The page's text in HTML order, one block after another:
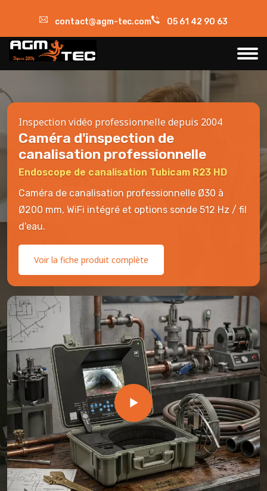
contact@agm-tec.com 05 61 42 90 63
Inspection vidéo professionnelle depuis 2004
Caméra d'inspection de
canalisation professionnelle
Endoscope de canalisation Tubicam R23 HD
Caméra de canalisation professionnelle Ø30 à
Ø200 mm, WiFi intégré et options sonde 512 Hz / fil
d'eau.
Voir la fiche produit complète